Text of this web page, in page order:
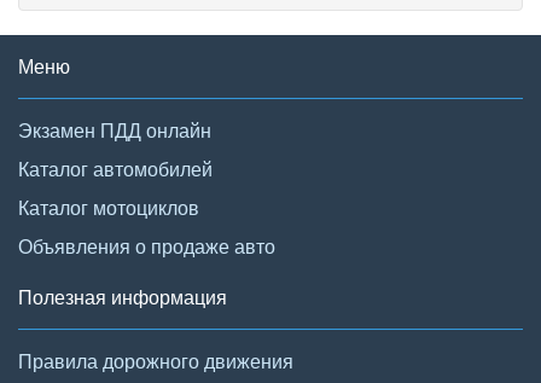
Меню
Экзамен ПДД онлайн
Каталог автомобилей
Каталог мотоциклов
Объявления о продаже авто
Полезная информация
Правила дорожного движения